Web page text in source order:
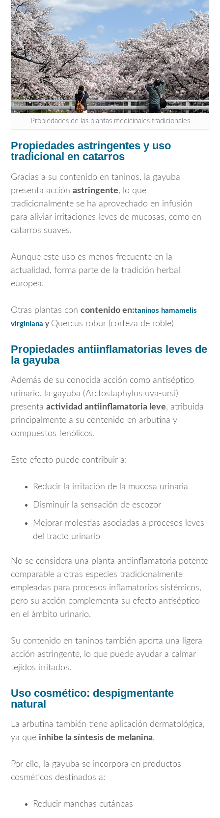
Propiedades de las plantas medicinales tradicionales
Propiedades astringentes y uso
tradicional en catarros
Gracias a su contenido en taninos, la gayuba
presenta acción astringente, lo que
tradicionalmente se ha aprovechado en infusión
para aliviar irritaciones leves de mucosas, como en
catarros suaves.
Aunque este uso es menos frecuente en la
actualidad, forma parte de la tradición herbal
europea.
Otras plantas con contenido en:taninos hamamelis
virginiana y Quercus robur (corteza de roble)
Propiedades antiinflamatorias leves de
la gayuba
Además de su conocida acción como antiséptico
urinario, la gayuba (Arctostaphylos uva-ursi)
presenta actividad antiinflamatoria leve, atribuida
principalmente a su contenido en arbutina y
compuestos fenólicos.
Este efecto puede contribuir a:
Reducir la irritación de la mucosa urinaria
Disminuir la sensación de escozor
Mejorar molestias asociadas a procesos leves
del tracto urinario
No se considera una planta antiinflamatoria potente
comparable a otras especies tradicionalmente
empleadas para procesos inflamatorios sistémicos,
pero su acción complementa su efecto antiséptico
en el ámbito urinario.
Su contenido en taninos también aporta una ligera
acción astringente, lo que puede ayudar a calmar
tejidos irritados.
Uso cosmético: despigmentante
natural
La arbutina también tiene aplicación dermatológica,
ya que inhibe la síntesis de melanina.
Por ello, la gayuba se incorpora en productos
cosméticos destinados a:
Reducir manchas cutáneas